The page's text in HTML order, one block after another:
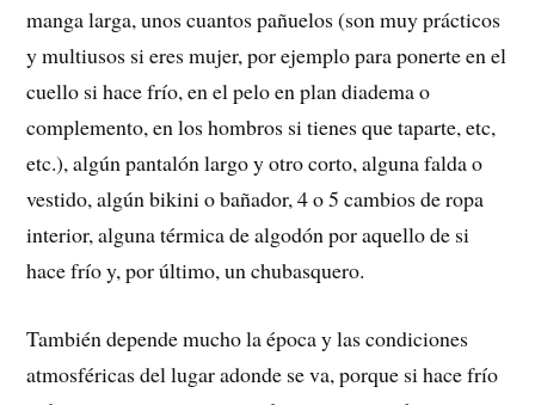
manga larga, unos cuantos pañuelos (son muy prácticos
y multiusos si eres mujer, por ejemplo para ponerte en el
cuello si hace frío, en el pelo en plan diadema o
complemento, en los hombros si tienes que taparte, etc,
etc.), algún pantalón largo y otro corto, alguna falda o
vestido, algún bikini o bañador, 4 o 5 cambios de ropa
interior, alguna térmica de algodón por aquello de si
hace frío y, por último, un chubasquero.
También depende mucho la época y las condiciones
atmosféricas del lugar adonde se va, porque si hace frío